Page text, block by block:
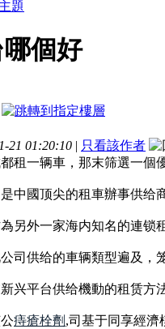
個好
21 01:20:10 | 只看該作者
租一辆車，那末筛選一個
中國顶尖的租車辦事供给
另外一家海内知名的連锁
司供给的車辆類型遍及，
兴平台供给機動的租赁方
痔瘡栓劑 ,司基于同享經濟